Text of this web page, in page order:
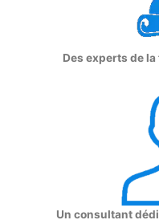
Des experts de
Un consultant